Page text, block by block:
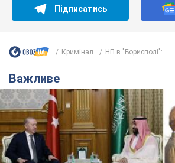
Підписатись
Кримінал НП в "Борисполі":...
Важливе